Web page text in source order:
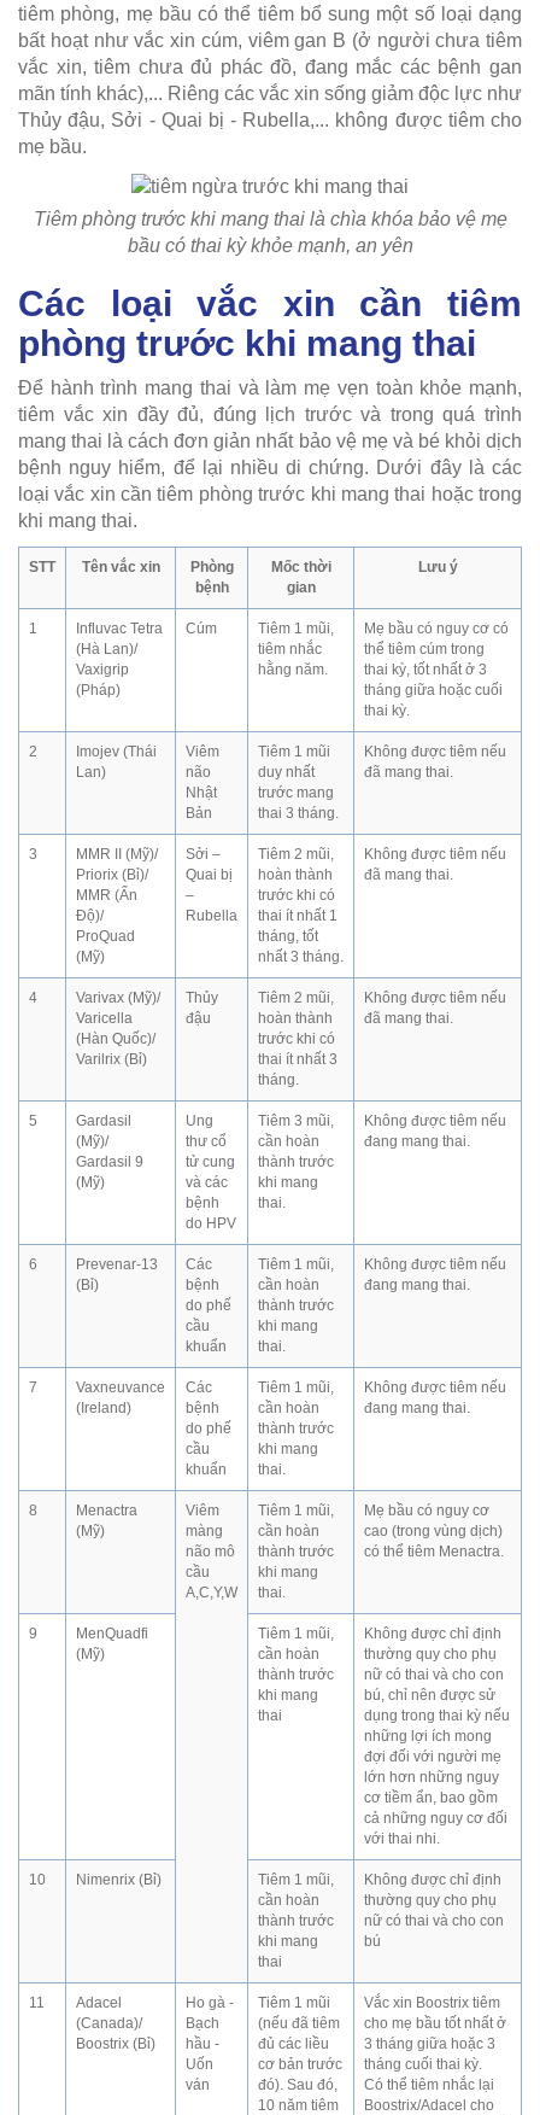
tiêm phòng, mẹ bầu có thể tiêm bổ sung một số loại dạng
bất hoạt như vắc xin cúm, viêm gan B (ở người chưa tiêm
vắc xin, tiêm chưa đủ phác đồ, đang mắc các bệnh gan
mãn tính khác),... Riêng các vắc xin sống giảm độc lực như
Thủy đậu, Sởi - Quai bị - Rubella,... không được tiêm cho
mẹ bầu.
Tiêm phòng trước khi mang thai là chìa khóa bảo vệ mẹ
bầu có thai kỳ khỏe mạnh, an yên
Các loại vắc xin cần tiêm
phòng trước khi mang thai
Để hành trình mang thai và làm mẹ vẹn toàn khỏe mạnh,
tiêm vắc xin đầy đủ, đúng lịch trước và trong quá trình
mang thai là cách đơn giản nhất bảo vệ mẹ và bé khỏi dịch
bệnh nguy hiểm, để lại nhiều di chứng. Dưới đây là các
loại vắc xin cần tiêm phòng trước khi mang thai hoặc trong
khi mang thai.
STT Tên vắc xin
Phòng
bệnh
Mốc thời
gian
Lưu ý
1
Influvac Tetra
(Hà Lan)/
Vaxigrip
(Pháp)
Cúm
Tiêm 1 mũi,
tiêm nhắc
hằng năm.
Mẹ bầu có nguy cơ có
thể tiêm cúm trong
thai kỳ, tốt nhất ở 3
tháng giữa hoặc cuối
thai kỳ.
2
Imojev (Thái
Lan)
Viêm
não
Nhật
Bản
Tiêm 1 mũi
duy nhất
trước mang
thai 3 tháng.
Không được tiêm nếu
đã mang thai.
3
MMR II (Mỹ)/
Priorix (Bỉ)/
MMR (Ấn
Độ)/
ProQuad
(Mỹ)
Sởi –
Quai bị
–
Rubella
Tiêm 2 mũi,
hoàn thành
trước khi có
thai ít nhất 1
tháng, tốt
nhất 3 tháng.
Không được tiêm nếu
đã mang thai.
4
Varivax (Mỹ)/
Varicella
(Hàn Quốc)/
Varilrix (Bỉ)
Thủy
đậu
Tiêm 2 mũi,
hoàn thành
trước khi có
thai ít nhất 3
tháng.
Không được tiêm nếu
đã mang thai.
5
Gardasil
(Mỹ)/
Gardasil 9
(Mỹ)
Ung
thư cổ
tử cung
và các
bệnh
do HPV
Tiêm 3 mũi,
cần hoàn
thành trước
khi mang
thai.
Không được tiêm nếu
đang mang thai.
6
Prevenar-13
(Bỉ)
Các
bệnh
do phế
cầu
khuẩn
Tiêm 1 mũi,
cần hoàn
thành trước
khi mang
thai.
Không được tiêm nếu
đang mang thai.
7
Vaxneuvance
(Ireland)
Các
bệnh
do phế
cầu
khuẩn
Tiêm 1 mũi,
cần hoàn
thành trước
khi mang
thai.
Không được tiêm nếu
đang mang thai.
8
Menactra
(Mỹ)
Viêm
màng
não mô
cầu
A,C,Y,W
Tiêm 1 mũi,
cần hoàn
thành trước
khi mang
thai.
Mẹ bầu có nguy cơ
cao (trong vùng dịch)
có thể tiêm Menactra.
9
MenQuadfi
(Mỹ)
Tiêm 1 mũi,
cần hoàn
thành trước
khi mang
thai
Không được chỉ định
thường quy cho phụ
nữ có thai và cho con
bú, chỉ nên được sử
dụng trong thai kỳ nếu
những lợi ích mong
đợi đối với người mẹ
lớn hơn những nguy
cơ tiềm ẩn, bao gồm
cả những nguy cơ đối
với thai nhi.
10 Nimenrix (Bỉ)
Tiêm 1 mũi,
cần hoàn
thành trước
khi mang
thai
Không được chỉ định
thường quy cho phụ
nữ có thai và cho con
bú
11
Adacel
(Canada)/
Boostrix (Bỉ)
Ho gà -
Bạch
hầu -
Uốn
ván
Tiêm 1 mũi
(nếu đã tiêm
đủ các liều
cơ bản trước
đó). Sau đó,
10 năm tiêm
Vắc xin Boostrix tiêm
cho mẹ bầu tốt nhất ở
3 tháng giữa hoặc 3
tháng cuối thai kỳ.
Có thể tiêm nhắc lại
Boostrix/Adacel cho